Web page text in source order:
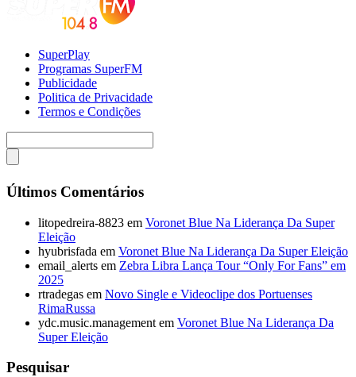
SuperPlay
Programas SuperFM
Publicidade
Politica de Privacidade
Termos e Condições
Últimos Comentários
litopedreira-8823 em Voronet Blue Na Liderança Da Super
Eleição
hyubrisfada em Voronet Blue Na Liderança Da Super Eleição
email_alerts em Zebra Libra Lança Tour “Only For Fans” em
2025
rtradegas em Novo Single e Videoclipe dos Portuenses
RimaRussa
ydc.music.management em Voronet Blue Na Liderança Da
Super Eleição
Pesquisar